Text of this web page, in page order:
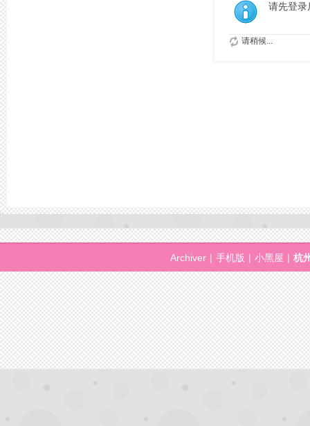
请先登录
请稍候...
Archiver | 手机版 | 小黑屋 | 杭